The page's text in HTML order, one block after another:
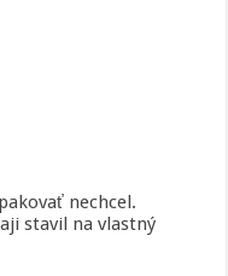
nechcel.
stavil na vlastný